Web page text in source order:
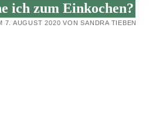
ich zum Einkochen?
7. AUGUST 2020 VON SANDRA TIEBEN